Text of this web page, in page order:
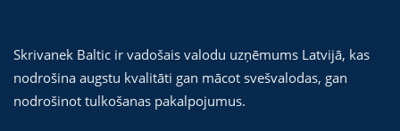
Skrivanek Baltic ir vadošais valodu uzņēmums Latvijā, kas
nodrošina augstu kvalitāti gan mācot svešvalodas, gan
nodrošinot tulkošanas pakalpojumus.